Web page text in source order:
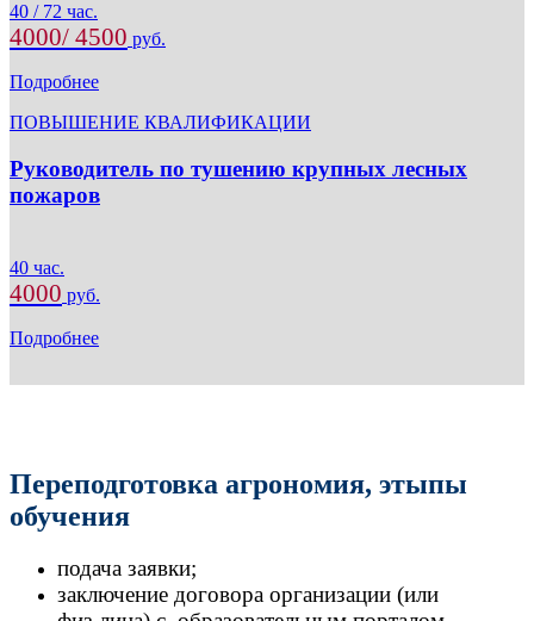
40 / 72 час.
4000/ 4500 руб.
Подробнее
ПОВЫШЕНИЕ КВАЛИФИКАЦИИ
Руководитель по тушению крупных лесных
пожаров
40 час.
4000 руб.
Подробнее
Переподготовка агрономия, этыпы
обучения
подача заявки;
заключение договора организации (или